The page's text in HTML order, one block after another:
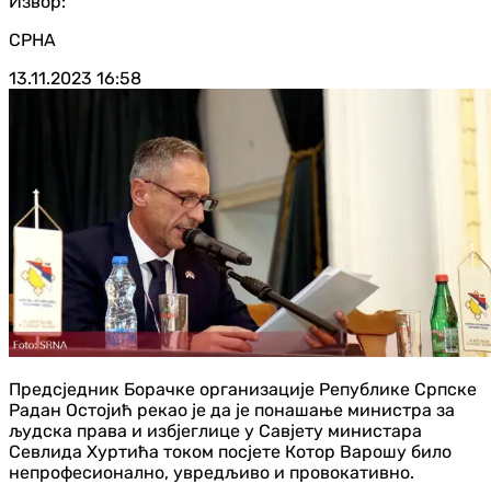
СРНА
13.11.2023 16:58
Предсједник Борачке организације Републике Српске
Радан Остојић рекао је да је понашање министра за
људска права и избјеглице у Савјету министара
Севлида Хуртића током посјете Котор Варошу било
непрофесионално, увредљиво и провокативно.